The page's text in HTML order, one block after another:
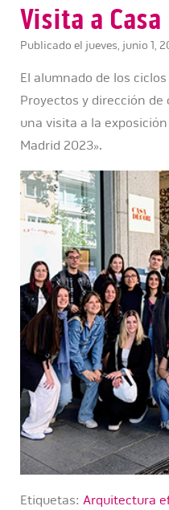
Visita a
Publicado el jueves, junio 1,
El alumnado de los
Proyectos y dirección de
una visita a la
Madrid 2023».
Etiquetas: Arquitectura